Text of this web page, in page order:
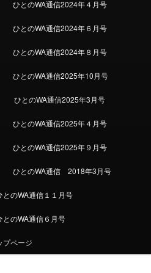
ひとのWA通信2024年４月号
ひとのWA通信2024年６月号
ひとのWA通信2024年８月号
ひとのWA通信2025年10月号
ひとのWA通信2025年3月号
ひとのWA通信2025年４月号
ひとのWA通信2025年９月号
ひとのWA通信 2018年3月号
とのWA通信１１月号
とのWA通信６月号
プページ